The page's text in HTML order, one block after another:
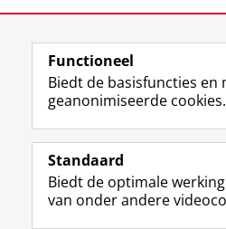
View this page in:English
Volg de RUG
F
a
e
b
Studiekiezers
Functioneel
Biedt de basisfuncties en
geanonimiseerde cookies.
Standaard
Biedt de optimale
van onder andere